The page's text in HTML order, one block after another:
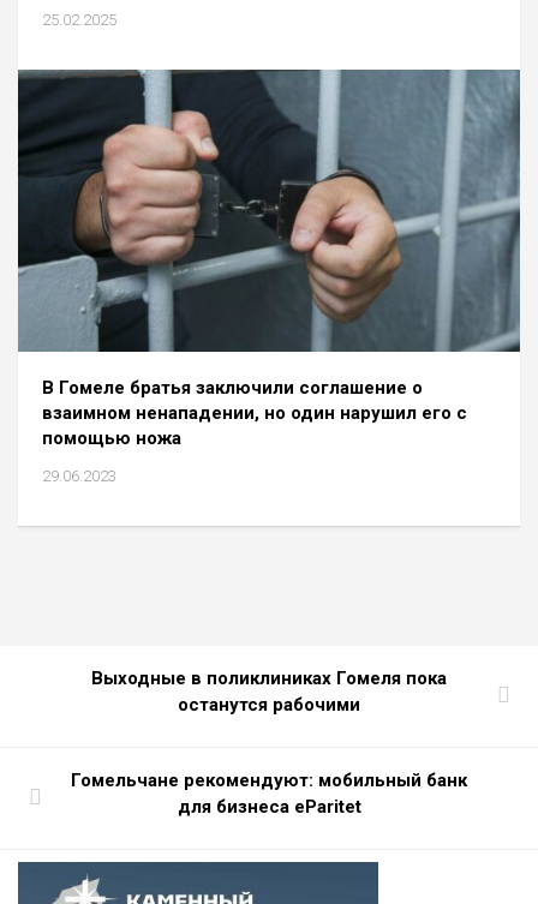
25.02.2025
В Гомеле братья заключили соглашение о
взаимном ненападении, но один нарушил его с
помощью ножа
29.06.2023
Выходные в поликлиниках Гомеля пока
останутся рабочими
Гомельчане рекомендуют: мобильный банк
для бизнеса eParitet